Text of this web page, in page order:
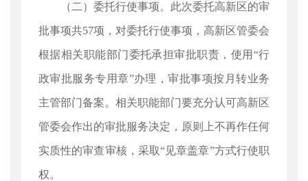
（二）委托行使事项。此次委托高新区的审
批事项共57项，对委托行使事项，高新区管委会
根据相关职能部门委托承担审批职责，使用“行
政审批服务专用章”办理，审批事项按月转业务
主管部门备案。相关职能部门要充分认可高新区
管委会作出的审批服务决定，原则上不再作任何
实质性的审查审核，采取“见章盖章”方式行使职
权。